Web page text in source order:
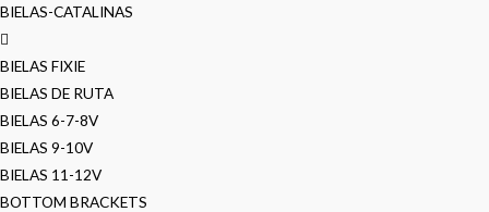
BIELAS-CATALINAS
BIELAS FIXIE
BIELAS DE RUTA
BIELAS 6-7-8V
BIELAS 9-10V
BIELAS 11-12V
BOTTOM BRACKETS